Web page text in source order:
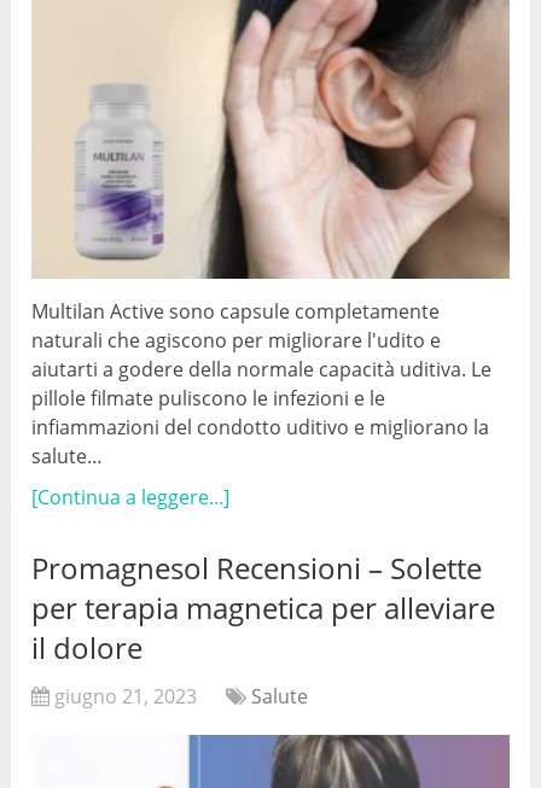
Multilan Active sono capsule completamente
naturali che agiscono per migliorare l'udito e
aiutarti a godere della normale capacità uditiva. Le
pillole filmate puliscono le infezioni e le
infiammazioni del condotto uditivo e migliorano la
salute…
[Continua a leggere...]
Promagnesol Recensioni – Solette
per terapia magnetica per alleviare
il dolore
giugno 21, 2023 Salute